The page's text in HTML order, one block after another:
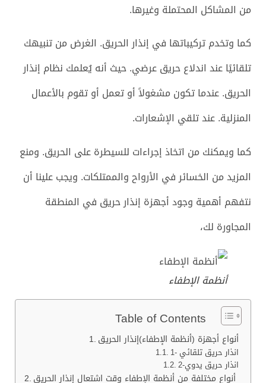
من المشاكل المحتملة وغيرها.
كما وتخدم تركيباتها في إنذار الحريق. الغرض من تنبيهك
تلقائيًا عند اندلاع حريق عرضي. حيث أنه يُعلمك نظام إنذار
الحريق. عندما تكون مشغولاً أو تعمل أو تقوم بالأعمال
المنزلية. عند تلقي الإشعارات.
كما ويمكنك من اتخاذ إجراءات للسيطرة على الحريق. ومنع
المزيد من الخسائر في الأرواح والممتلكات. ويجب علينا أن
نتفهم أهمية وجود أجهزة إنذار حريق في المنطقة
المجاورة لك،
أنظمة الإطفاء
Table of Contents
أنواع أجهزة (أنظمة الإطفاء)إنذار الحريق
1- انذار حريق تلقائي
2-انذار حريق يدوي